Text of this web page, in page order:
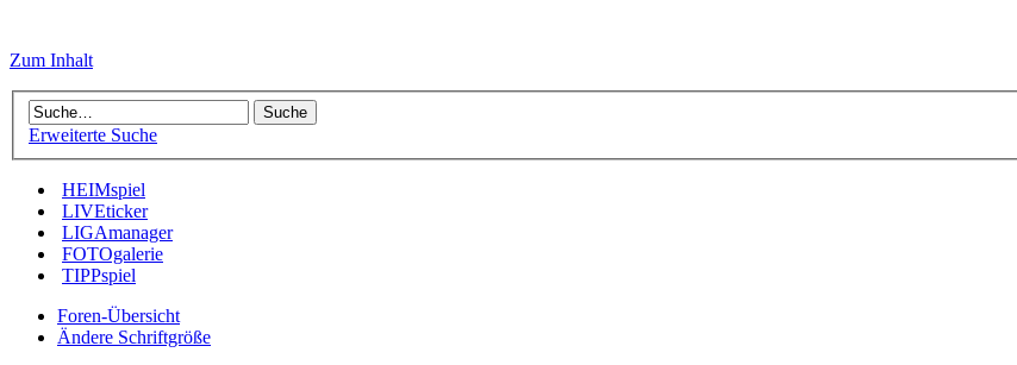
Zum Inhalt
Erweiterte Suche
HEIMspiel
LIVEticker
LIGAmanager
FOTOgalerie
TIPPspiel
Foren-Übersicht
Ändere Schriftgröße